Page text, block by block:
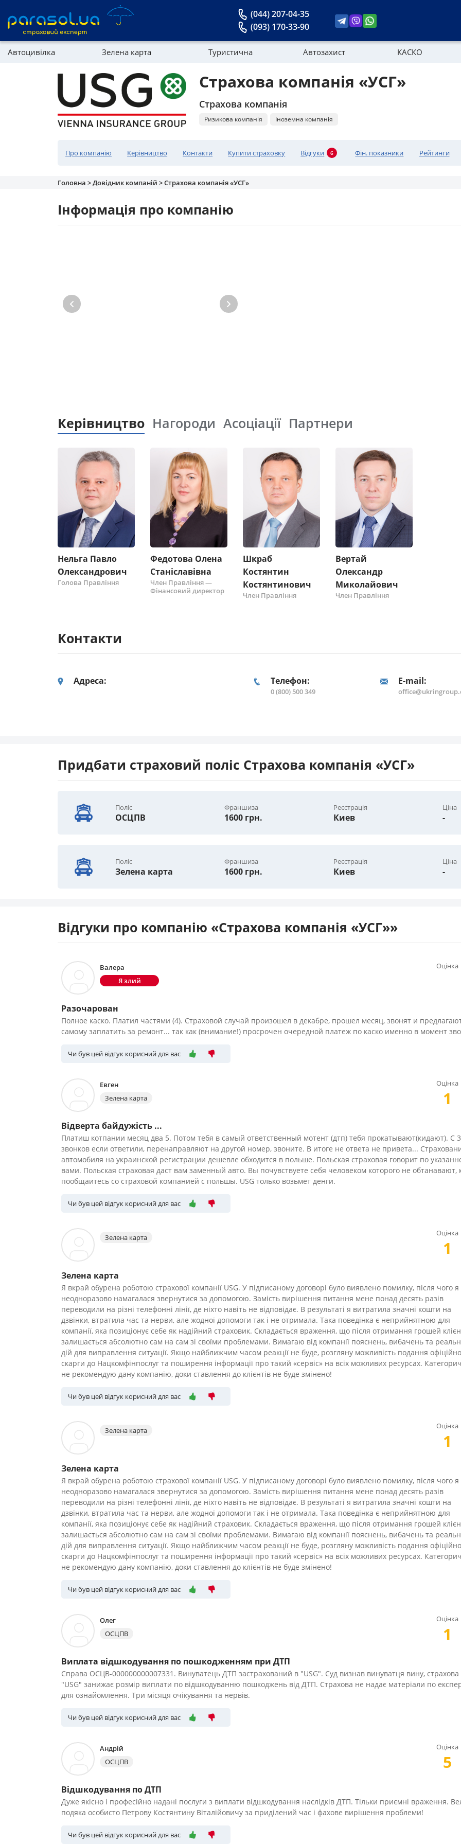
(044) 207-04-35
(093) 170-33-90
Автоцивілка Зелена карта Туристична Автозахист КАСКО
Реферальна програма
Довідник компаній
Партнерська програма
Страхова компанія «УСГ»
Страхова компанія
Ризикова компанія Іноземна компанія
Про компанію Керівництво Контакти Купити страховку Відгуки 6 Фін. показники Рейтинги
Головна >Довідник компаній >Страхова компанія «УСГ»
Інформація про компанію
Керівництво Нагороди Асоціації Партнери
Нельга Павло
Олександрович
Голова Правління
Федотова Олена
Станіславівна
Член Правління —
Фінансовий директор
Шкраб
Костянтин
Костянтинович
Член Правління
Вертай
Олександр
Миколайович
Член Правління
Контакти
Адреса: Телефон:
0 (800) 500 349
E-mail:
Придбати страховий поліс Страхова компанія «УСГ»
Поліс
ОСЦПВ
Франшиза
1600 грн.
Реєстрація
Киев
Ціна
-
Поліс
Зелена карта
Франшиза
1600 грн.
Реєстрація
Киев
Ціна
-
Відгуки про компанію «Страхова компанія «УСГ»»
Валера
Я злий
Оцінка
Разочарован
Полное каско. Платил частями (4). Страховой случай произошел в декабре, прошел месяц, звонят и
самому заплатить за ремонт... так как (внимание!) просрочен очередной платеж по каско именно в момент
Чи був цей відгук корисний для вас
Евген
Зелена карта
Оцінка
1
Відверта байдужість ...
Платиш котпании месяц два 5. Потом тебя в самый ответственный мотент (дтп) тебя прокатывают(кидают). С
звонков если ответили, перенаправляют на другой номер, звоните. В итоге не ответа не привета...
автомобиля на украинской регистрации дешевле обходится в польше. Польская страховая говорит по
вами. Польская страховая даст вам заменный авто. Вы почувствуете себя человеком которого не обтанавают,
пообщаитесь со страховой компанией с польшы. USG только возьмёт денги.
Чи був цей відгук корисний для вас
Зелена карта Оцінка
1
Зелена карта
Я вкрай обурена роботою страхової компанії USG. У підписаному договорі було виявлено помилку, після чого я
неодноразово намагалася звернутися за допомогою. Замість вирішення питання мене понад десять разів
переводили на різні телефонні лінії, де ніхто навіть не відповідає. В результаті я витратила значні кошти на
дзвінки, втратила час та нерви, але жодної допомоги так і не отримала. Така поведінка є неприйнятною для
компанії, яка позиціонує себе як надійний страховик. Складається враження, що після отримання грошей
залишається абсолютно сам на сам зі своїми проблемами. Вимагаю від компанії пояснень, вибачень та
дій для виправлення ситуації. Якщо найближчим часом реакції не буде, розгляну можливість подання
скарги до Нацкомфінпослуг та поширення інформації про такий «сервіс» на всіх можливих ресурсах.
не рекомендую дану компанію, доки ставлення до клієнтів не буде змінено!
Чи був цей відгук корисний для вас
Зелена карта Оцінка
1
Зелена карта
Я вкрай обурена роботою страхової компанії USG. У підписаному договорі було виявлено помилку, після чого я
неодноразово намагалася звернутися за допомогою. Замість вирішення питання мене понад десять разів
переводили на різні телефонні лінії, де ніхто навіть не відповідає. В результаті я витратила значні кошти на
дзвінки, втратила час та нерви, але жодної допомоги так і не отримала. Така поведінка є неприйнятною для
компанії, яка позиціонує себе як надійний страховик. Складається враження, що після отримання грошей
залишається абсолютно сам на сам зі своїми проблемами. Вимагаю від компанії пояснень, вибачень та
дій для виправлення ситуації. Якщо найближчим часом реакції не буде, розгляну можливість подання
скарги до Нацкомфінпослуг та поширення інформації про такий «сервіс» на всіх можливих ресурсах.
не рекомендую дану компанію, доки ставлення до клієнтів не буде змінено!
Чи був цей відгук корисний для вас
Олег
ОСЦПВ
Оцінка
1
Виплата відшкодування по пошкодженням при ДТП
Справа ОСЦВ-000000000007331. Винуватець ДТП застрахований в "USG". Суд визнав винуватця вину, страхова
"USG" занижає розмір виплати по відшкодуванню пошкоджень від ДТП. Страхова не надає матеріали по
для ознайомлення. Три місяця очікування та нервів.
Чи був цей відгук корисний для вас
Андрій
ОСЦПВ
Оцінка
5
Відшкодування по ДТП
Дуже якісно і професійно надані послуги з виплати відшкодування наслідків ДТП. Тільки приємні враження.
подяка особисто Петрову Костянтину Віталійовичу за приділений час і фахове вирішення проблеми!
Чи був цей відгук корисний для вас